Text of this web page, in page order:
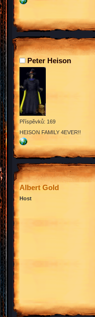
Peter Heison
Příspěvků: 169
HEISON FAMILY 4EVER!!
Albert Gold
Host